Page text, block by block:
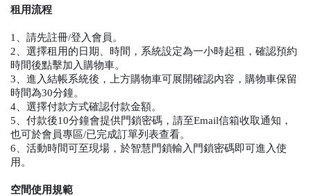
租用流程
1、請先註冊/登入會員。
2、選擇租用的日期、時間，系統設定為一小時起租，確認預約
時間後點擊加入購物車。
3、進入結帳系統後，上方購物車可展開確認內容，購物車保留
時間為30分鐘。
4、選擇付款方式確認付款金額。
5、付款後10分鐘會提供門鎖密碼，請至Email信箱收取通知，
也可於會員專區/已完成訂單列表查看。
6、活動時間可至現場，於智慧門鎖輸入門鎖密碼即可進入使
用。
空間使用規範